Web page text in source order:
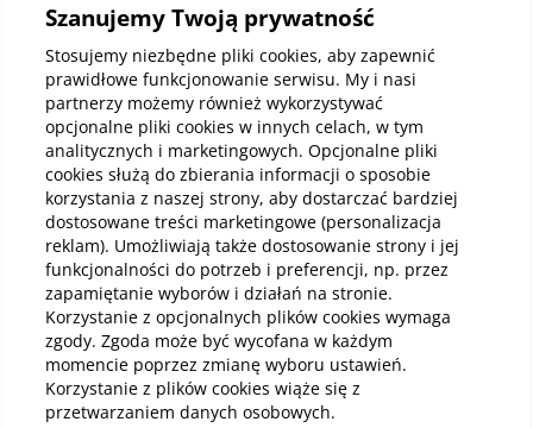
Informacje korporacyjne
Kup abonamenty online
Kup online
Pobierz aplikację mobilną
Szanujemy Twoją prywatność
Stosujemy niezbędne pliki cookies, aby zapewnić
prawidłowe funkcjonowanie serwisu. My i nasi
partnerzy możemy również wykorzystywać
opcjonalne pliki cookies w innych celach, w tym
analitycznych i marketingowych. Opcjonalne pliki
cookies służą do zbierania informacji o sposobie
korzystania z naszej strony, aby dostarczać bardziej
dostosowane treści marketingowe (personalizacja
reklam). Umożliwiają także dostosowanie strony i jej
funkcjonalności do potrzeb i preferencji, np. przez
zapamiętanie wyborów i działań na stronie.
Korzystanie z opcjonalnych plików cookies wymaga
zgody. Zgoda może być wycofana w każdym
momencie poprzez zmianę wyboru ustawień.
Korzystanie z plików cookies wiąże się z
przetwarzaniem danych osobowych.